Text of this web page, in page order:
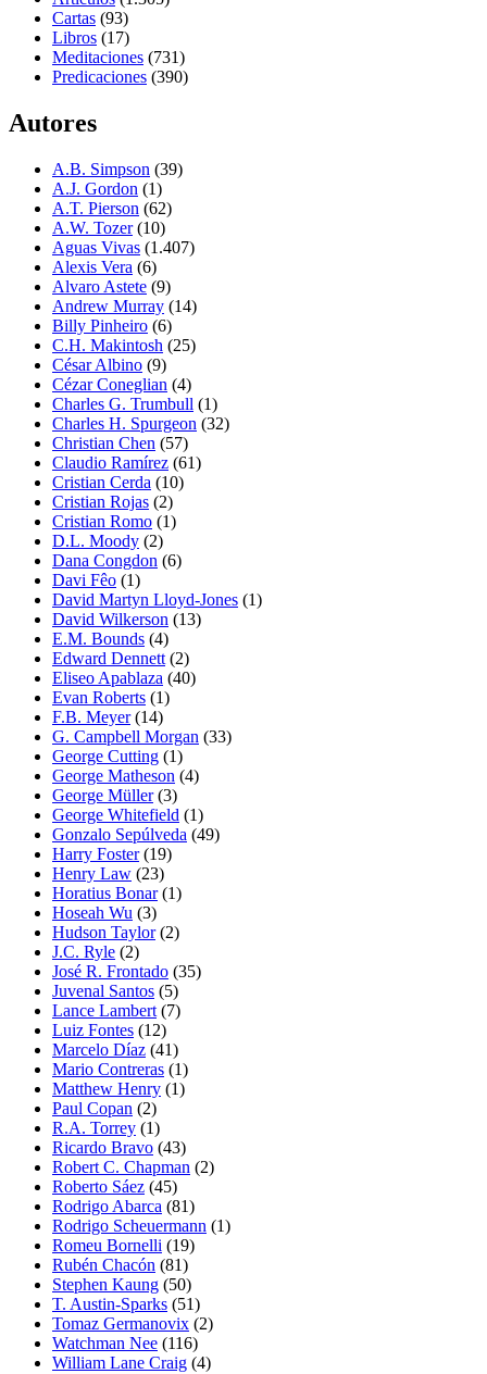
Cartas (93)
Libros (17)
Meditaciones (731)
Predicaciones (390)
Autores
A.B. Simpson (39)
A.J. Gordon (1)
A.T. Pierson (62)
A.W. Tozer(10)
Aguas Vivas (1.407)
Alexis Vera (6)
Alvaro Astete (9)
Andrew Murray (14)
Billy Pinheiro (6)
C.H. Makintosh (25)
César Albino (9)
Cézar Coneglian (4)
Charles G. Trumbull (1)
Charles H. Spurgeon (32)
Christian Chen (57)
Claudio Ramírez (61)
Cristian Cerda (10)
Cristian Rojas (2)
Cristian Romo (1)
D.L. Moody (2)
Dana Congdon (6)
Davi Fêo (1)
David Martyn Lloyd-Jones (1)
David Wilkerson (13)
E.M. Bounds (4)
Edward Dennett (2)
Eliseo Apablaza (40)
Evan Roberts (1)
F.B. Meyer(14)
G. Campbell Morgan (33)
George Cutting (1)
George Matheson (4)
George Müller(3)
George Whitefield (1)
Gonzalo Sepúlveda (49)
Harry Foster(19)
Henry Law (23)
Horatius Bonar(1)
Hoseah Wu (3)
Hudson Taylor(2)
J.C. Ryle (2)
José R. Frontado (35)
Juvenal Santos (5)
Lance Lambert (7)
Luiz Fontes (12)
Marcelo Díaz (41)
Mario Contreras (1)
Matthew Henry (1)
Paul Copan (2)
R.A. Torrey (1)
Ricardo Bravo (43)
Robert C. Chapman (2)
Roberto Sáez (45)
Rodrigo Abarca (81)
Rodrigo Scheuermann (1)
Romeu Bornelli (19)
Rubén Chacón (81)
Stephen Kaung (50)
T. Austin-Sparks (51)
Tomaz Germanovix (2)
Watchman Nee (116)
William Lane Craig (4)